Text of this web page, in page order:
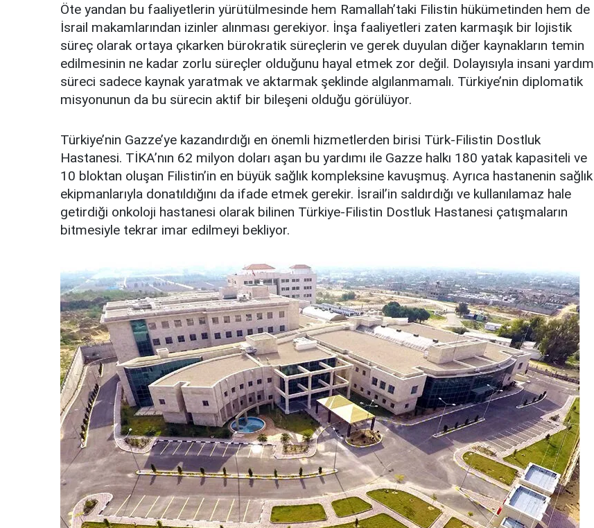
Öte yandan bu faaliyetlerin yürütülmesinde hem Ramallah’taki Filistin hükümetinden hem de
İsrail makamlarından izinler alınması gerekiyor. İnşa faaliyetleri zaten karmaşık bir lojistik
süreç olarak ortaya çıkarken bürokratik süreçlerin ve gerek duyulan diğer kaynakların temin
edilmesinin ne kadar zorlu süreçler olduğunu hayal etmek zor değil. Dolayısıyla insani yardım
süreci sadece kaynak yaratmak ve aktarmak şeklinde algılanmamalı. Türkiye’nin diplomatik
misyonunun da bu sürecin aktif bir bileşeni olduğu görülüyor.
Türkiye’nin Gazze’ye kazandırdığı en önemli hizmetlerden birisi Türk-Filistin Dostluk
Hastanesi. TİKA’nın 62 milyon doları aşan bu yardımı ile Gazze halkı 180 yatak kapasiteli ve
10 bloktan oluşan Filistin’in en büyük sağlık kompleksine kavuşmuş. Ayrıca hastanenin sağlık
ekipmanlarıyla donatıldığını da ifade etmek gerekir. İsrail’in saldırdığı ve kullanılamaz hale
getirdiği onkoloji hastanesi olarak bilinen Türkiye-Filistin Dostluk Hastanesi çatışmaların
bitmesiyle tekrar imar edilmeyi bekliyor.